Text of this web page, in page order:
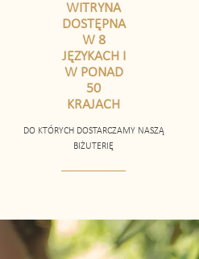
WITRYNA
DOSTĘPNA
W 8
JĘZYKACH I
W PONAD
50
KRAJACH
DO KTÓRYCH DOSTARCZAMY NASZĄ
BIŻUTERIĘ